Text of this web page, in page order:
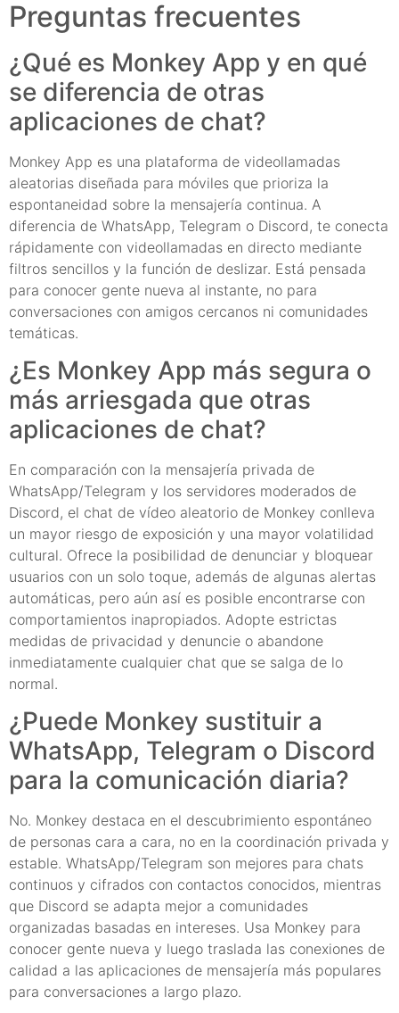
Preguntas frecuentes
¿Qué es Monkey App y en qué
se diferencia de otras
aplicaciones de chat?
Monkey App es una plataforma de videollamadas
aleatorias diseñada para móviles que prioriza la
espontaneidad sobre la mensajería continua. A
diferencia de WhatsApp, Telegram o Discord, te conecta
rápidamente con videollamadas en directo mediante
filtros sencillos y la función de deslizar. Está pensada
para conocer gente nueva al instante, no para
conversaciones con amigos cercanos ni comunidades
temáticas.
¿Es Monkey App más segura o
más arriesgada que otras
aplicaciones de chat?
En comparación con la mensajería privada de
WhatsApp/Telegram y los servidores moderados de
Discord, el chat de vídeo aleatorio de Monkey conlleva
un mayor riesgo de exposición y una mayor volatilidad
cultural. Ofrece la posibilidad de denunciar y bloquear
usuarios con un solo toque, además de algunas alertas
automáticas, pero aún así es posible encontrarse con
comportamientos inapropiados. Adopte estrictas
medidas de privacidad y denuncie o abandone
inmediatamente cualquier chat que se salga de lo
normal.
¿Puede Monkey sustituir a
WhatsApp, Telegram o Discord
para la comunicación diaria?
No. Monkey destaca en el descubrimiento espontáneo
de personas cara a cara, no en la coordinación privada y
estable. WhatsApp/Telegram son mejores para chats
continuos y cifrados con contactos conocidos, mientras
que Discord se adapta mejor a comunidades
organizadas basadas en intereses. Usa Monkey para
conocer gente nueva y luego traslada las conexiones de
calidad a las aplicaciones de mensajería más populares
para conversaciones a largo plazo.